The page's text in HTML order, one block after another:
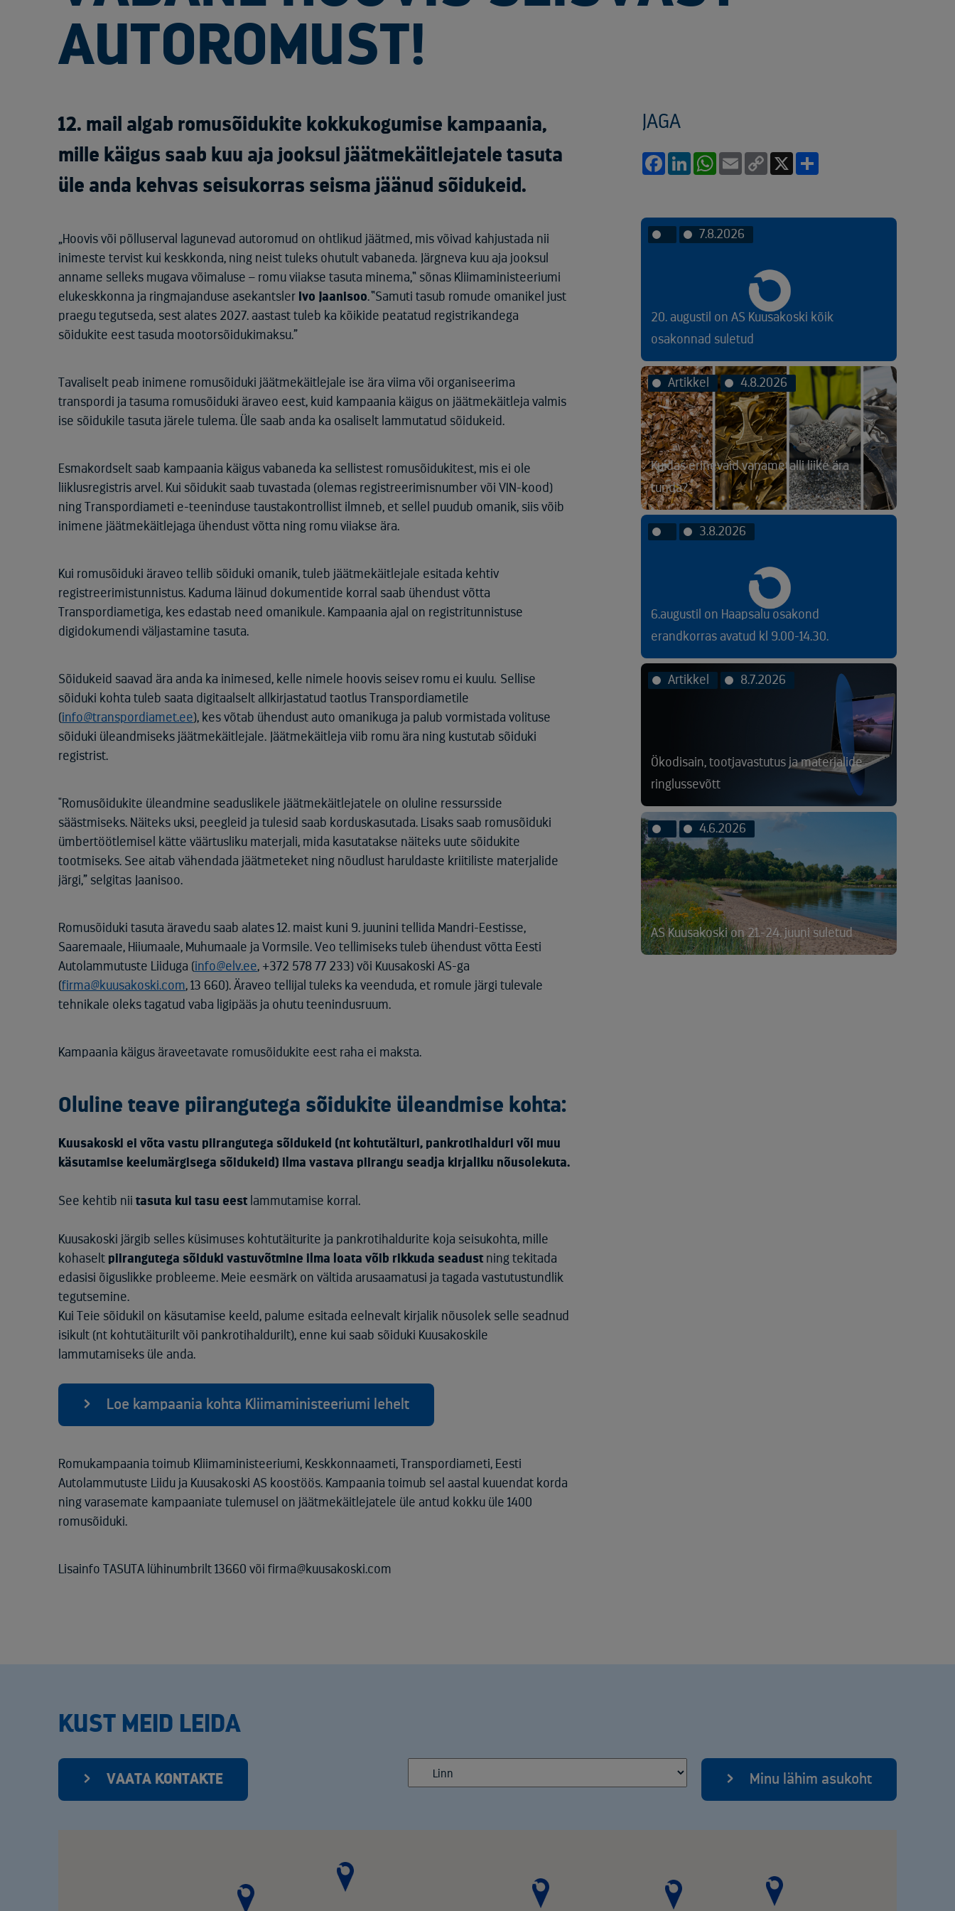
AUTOROMUST!
12. mail algab romusõidukite kokkukogumise kampaania,
mille käigus saab kuu aja jooksul jäätmekäitlejatele tasuta
üle anda kehvas seisukorras seisma jäänud sõidukeid.
„Hoovis või põlluserval lagunevad autoromud on ohtlikud jäätmed, mis võivad kahjustada nii
inimeste tervist kui keskkonda, ning neist tuleks ohutult vabaneda. Järgneva kuu aja jooksul
anname selleks mugava võimaluse – romu viiakse tasuta minema,“ sõnas Kliimaministeeriumi
elukeskkonna ja ringmajanduse asekantsler Ivo Jaanisoo. “Samuti tasub romude omanikel just
praegu tegutseda, sest alates 2027. aastast tuleb ka kõikide peatatud registrikandega
sõidukite eest tasuda mootorsõidukimaksu.”
Tavaliselt peab inimene romusõiduki jäätmekäitlejale ise ära viima või organiseerima
transpordi ja tasuma romusõiduki äraveo eest, kuid kampaania käigus on jäätmekäitleja valmis
ise sõidukile tasuta järele tulema. Üle saab anda ka osaliselt lammutatud sõidukeid.
Esmakordselt saab kampaania käigus vabaneda ka sellistest romusõidukitest, mis ei ole
liiklusregistris arvel. Kui sõidukit saab tuvastada (olemas registreerimisnumber või VIN-kood)
ning Transpordiameti e-teeninduse taustakontrollist ilmneb, et sellel puudub omanik, siis võib
inimene jäätmekäitlejaga ühendust võtta ning romu viiakse ära.
Kui romusõiduki äraveo tellib sõiduki omanik, tuleb jäätmekäitlejale esitada kehtiv
registreerimistunnistus. Kaduma läinud dokumentide korral saab ühendust võtta
Transpordiametiga, kes edastab need omanikule. Kampaania ajal on registritunnistuse
digidokumendi väljastamine tasuta.
Sõidukeid saavad ära anda ka inimesed, kelle nimele hoovis seisev romu ei kuulu. Sellise
sõiduki kohta tuleb saata digitaalselt allkirjastatud taotlus Transpordiametile
(info@transpordiamet.ee), kes võtab ühendust auto omanikuga ja palub vormistada volituse
sõiduki üleandmiseks jäätmekäitlejale. Jäätmekäitleja viib romu ära ning kustutab sõiduki
registrist.
"Romusõidukite üleandmine seaduslikele jäätmekäitlejatele on oluline ressursside
säästmiseks. Näiteks uksi, peegleid ja tulesid saab korduskasutada. Lisaks saab romusõiduki
ümbertöötlemisel kätte väärtusliku materjali, mida kasutatakse näiteks uute sõidukite
tootmiseks. See aitab vähendada jäätmeteket ning nõudlust haruldaste kriitiliste materjalide
järgi,” selgitas Jaanisoo.
Romusõiduki tasuta äravedu saab alates 12. maist kuni 9. juunini tellida Mandri-Eestisse,
Saaremaale, Hiiumaale, Muhumaale ja Vormsile. Veo tellimiseks tuleb ühendust võtta Eesti
Autolammutuste Liiduga (info@elv.ee, +372 578 77 233) või Kuusakoski AS-ga
(firma@kuusakoski.com, 13 660). Äraveo tellijal tuleks ka veenduda, et romule järgi tulevale
tehnikale oleks tagatud vaba ligipääs ja ohutu teenindusruum.
Kampaania käigus äraveetavate romusõidukite eest raha ei maksta.
Oluline teave piirangutega sõidukite üleandmise kohta:
Kuusakoski ei võta vastu piirangutega sõidukeid (nt kohtutäituri, pankrotihalduri või muu
käsutamise keelumärgisega sõidukeid) ilma vastava piirangu seadja kirjaliku nõusolekuta.
See kehtib nii tasuta kui tasu eest lammutamise korral.
Kuusakoski järgib selles küsimuses kohtutäiturite ja pankrotihaldurite koja seisukohta, mille
kohaselt piirangutega sõiduki vastuvõtmine ilma loata võib rikkuda seadust ning tekitada
edasisi õiguslikke probleeme. Meie eesmärk on vältida arusaamatusi ja tagada vastutustundlik
tegutsemine.
Kui Teie sõidukil on käsutamise keeld, palume esitada eelnevalt kirjalik nõusolek selle seadnud
isikult (nt kohtutäiturilt või pankrotihaldurilt), enne kui saab sõiduki Kuusakoskile
lammutamiseks üle anda.
Loe kampaania kohta Kliimaministeeriumi lehelt
Romukampaania toimub Kliimaministeeriumi, Keskkonnaameti, Transpordiameti, Eesti
Autolammutuste Liidu ja Kuusakoski AS koostöös. Kampaania toimub sel aastal kuuendat korda
ning varasemate kampaaniate tulemusel on jäätmekäitlejatele üle antud kokku üle 1400
romusõiduki.
Lisainfo TASUTA lühinumbrilt 13660 või firma@kuusakoski.com
JAGA
FacebookLinkedInWhatsApp
Email
Copy
7.8.2026
20. augustil on AS Kuusakoski kõik
osakonnad suletud
Artikkel 4.8.2026
Kuidas erinevaid vanametalli liike ära
tunda?
3.8.2026
6.augustil on Haapsalu osakond
erandkorras avatud kl 9.00-14.30.
Artikkel 8.7.2026
Ökodisain, tootjavastutus ja materjalide
ringlussevõtt
4.6.2026
AS Kuusakoski on 21.-24. juuni suletud
KUST MEID LEIDA
VAATA KONTAKTE Minu lähim asukoht